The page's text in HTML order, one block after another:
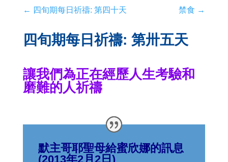
← 四旬期每日祈禱: 第四十天 禁食 →
四旬期每日祈禱: 第卅五天
讓我們為正在經歷人生考驗和
磨難的人祈禱
默主哥耶聖母給蜜欣娜的訊息
(2013年2月2日)